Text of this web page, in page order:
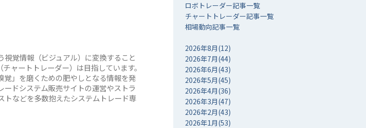
覚情報（ビジュアル）に変換すること
ャートトレーダー）は目指しています。
」を磨くための肥やしとなる情報を発
ドシステム販売サイトの運営やストラ
トなどを多数抱えたシステムトレード専
ロボトレーダー記事一覧
チャートトレーダー記事一覧
相場動向記事一覧
2026年8月(12)
2026年7月(44)
2026年6月(43)
2026年5月(45)
2026年4月(36)
2026年3月(47)
2026年2月(43)
2026年1月(53)